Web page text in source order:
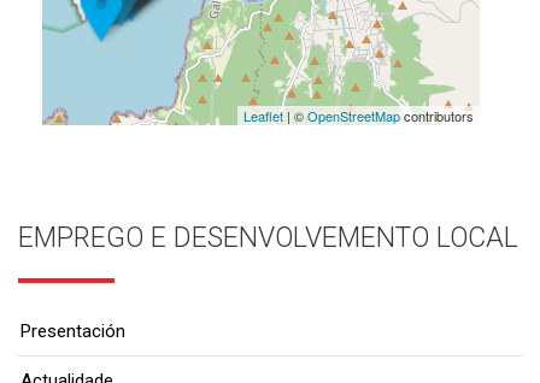
Leaflet| ©OpenStreetMapcontributors
EMPREGO E DESENVOLVEMENTO LOCAL
Presentación